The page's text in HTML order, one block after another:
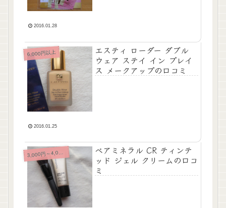
2016.01.28
6,000円以上
エスティ ローダー ダブル
ウェア ステイ イン プレイ
ス メークアップの口コミ
2016.01.25
3,000円～4,000円未満
ベアミネラル CR ティンテ
ッド ジェル クリームの口コ
ミ